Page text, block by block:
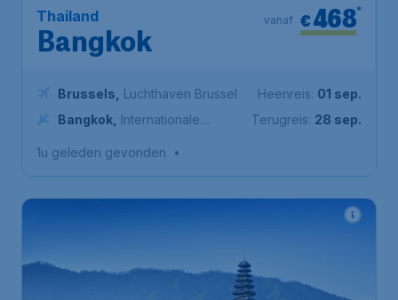
Thailand
Bangkok
€468*
vanaf
Brussels
Luchthaven Brussel
Bangkok Internationale
Heenreis: 01 sep.
Terugreis: 28 sep.
1u geleden gevonden •